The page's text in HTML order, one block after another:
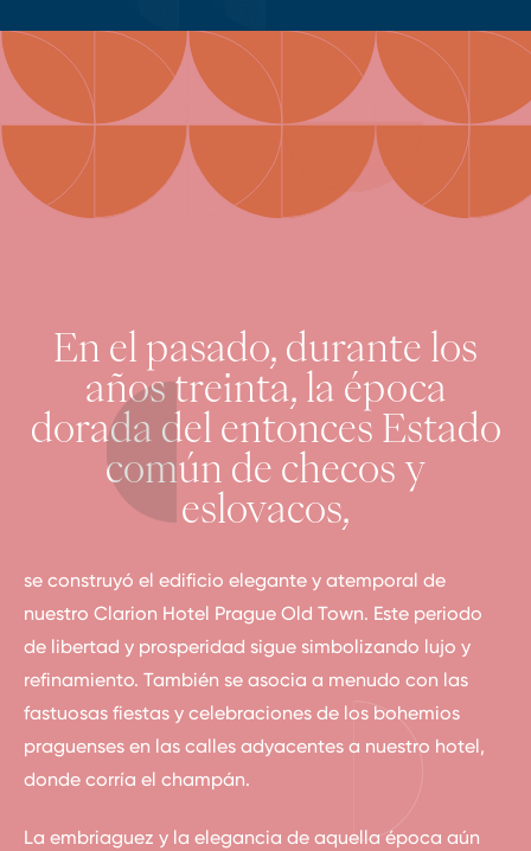
En el pasado, durante los
años treinta, la época
dorada del entonces Estado
común de checos y
eslovacos,
se construyó el edificio elegante y atemporal de
nuestro Clarion Hotel Prague Old Town. Este periodo
de libertad y prosperidad sigue simbolizando lujo y
refinamiento. También se asocia a menudo con las
fastuosas fiestas y celebraciones de los bohemios
praguenses en las calles adyacentes a nuestro hotel,
donde corría el champán.
La embriaguez y la elegancia de aquella época aún